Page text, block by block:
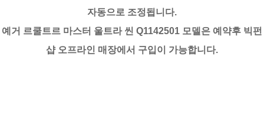
자동으로 조정됩니다.
예거 르쿨트르 마스터 울트라 씬 Q1142501 모델은 예약후 빅펀
샵 오프라인 매장에서 구입이 가능합니다.